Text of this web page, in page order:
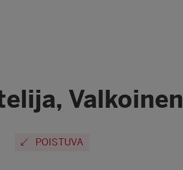
Valkoinen
POISTUVA